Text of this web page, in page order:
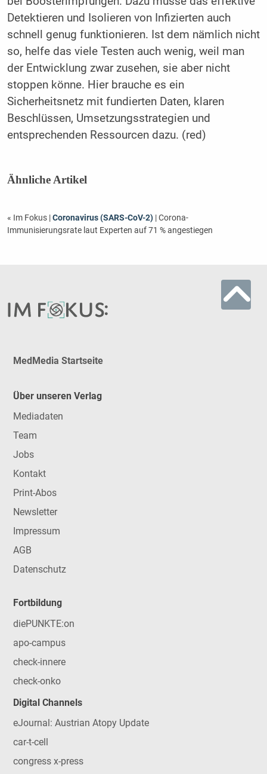
Detektieren und Isolieren von Infizierten auch
schnell genug funktionieren. Ist dem nämlich nicht
so, helfe das viele Testen auch wenig, weil man
der Entwicklung zwar zusehen, sie aber nicht
stoppen könne. Hier brauche es ein
Sicherheitsnetz mit fundierten Daten, klaren
Beschlüssen, Umsetzungsstrategien und
entsprechenden Ressourcen dazu. (red)
Ähnliche Artikel
« Im Fokus |Coronavirus (SARS-CoV-2)| Corona-
Immunisierungsrate laut Experten auf 71 % angestiegen
MedMedia Startseite
Über unseren Verlag
Mediadaten
Team
Jobs
Kontakt
Print-Abos
Newsletter
Impressum
AGB
Datenschutz
Fortbildung
diePUNKTE:on
apo-campus
check-innere
check-onko
Digital Channels
eJournal: Austrian Atopy Update
car-t-cell
congress x-press